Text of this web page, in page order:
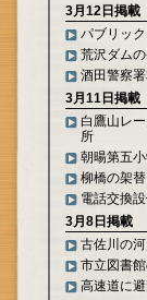
3月12日掲載
パブリッ
荒沢ダム
酒田警察
3月11日掲載
白鷹山レ
所
朝暘第五
柳橋の架
電話交換
3月8日掲載
古佐川の
市立図書
高速道に